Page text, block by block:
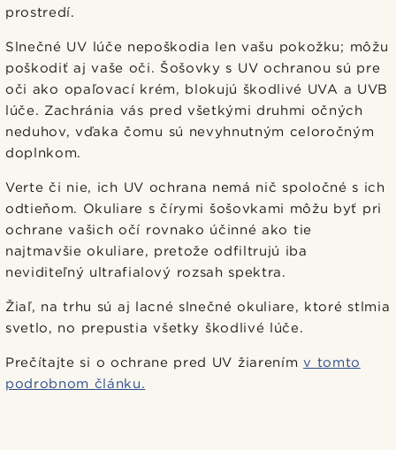
prostredí.
Slnečné UV lúče nepoškodia len vašu pokožku; môžu
poškodiť aj vaše oči. Šošovky s UV ochranou sú pre
oči ako opaľovací krém, blokujú škodlivé UVA a UVB
lúče. Zachránia vás pred všetkými druhmi očných
neduhov, vďaka čomu sú nevyhnutným celoročným
doplnkom.
Verte či nie, ich UV ochrana nemá nič spoločné s ich
odtieňom. Okuliare s čírymi šošovkami môžu byť pri
ochrane vašich očí rovnako účinné ako tie
najtmavšie okuliare, pretože odfiltrujú iba
neviditeľný ultrafialový rozsah spektra.
Žiaľ, na trhu sú aj lacné slnečné okuliare, ktoré stlmia
svetlo, no prepustia všetky škodlivé lúče.
Prečítajte si o ochrane pred UV žiarenímv tomto
podrobnom článku.